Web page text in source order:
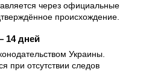
через официальные
происхождение.
14 дней
Украины.
при отсутствии следов